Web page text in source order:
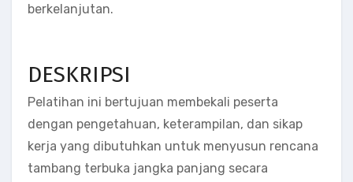
berkelanjutan.
DESKRIPSI
Pelatihan ini bertujuan membekali peserta
dengan pengetahuan, keterampilan, dan sikap
kerja yang dibutuhkan untuk menyusun rencana
tambang terbuka jangka panjang secara